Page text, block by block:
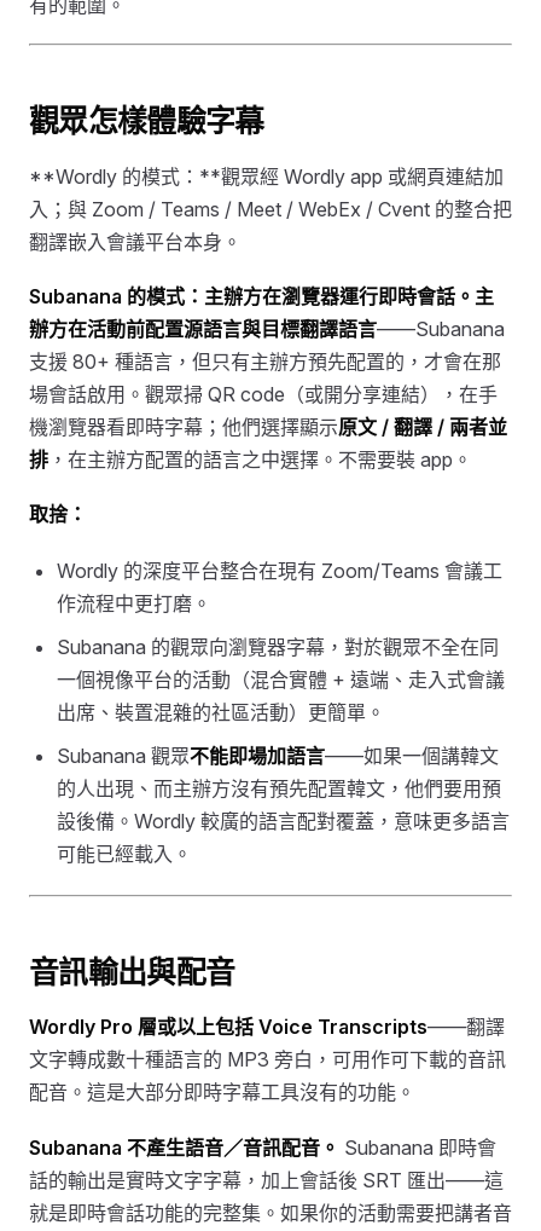
觀眾怎樣體驗字幕
**Wordly 的模式：**觀眾經 Wordly app 或網頁連結加
入；與 Zoom / Teams / Meet / WebEx / Cvent 的整合把
翻譯嵌入會議平台本身。
Subanana 的模式： 主辦方在瀏覽器運行即時會話。主
辦方在活動前配置源語言與目標翻譯語言——Subanana
支援 80+ 種語言，但只有主辦方預先配置的，才會在那
場會話啟用。觀眾掃 QR code（或開分享連結），在手
機瀏覽器看即時字幕；他們選擇顯示原文 / 翻譯 / 兩者並
排 ，在主辦方配置的語言之中選擇。不需要裝 app。
取捨：
Wordly 的深度平台整合在現有 Zoom/Teams 會議工
作流程中更打磨。
Subanana 的觀眾向瀏覽器字幕，對於觀眾不全在同
一個視像平台的活動（混合實體 + 遠端、走入式會議
出席、裝置混雜的社區活動）更簡單。
Subanana 觀眾不能即場加語言——如果一個講韓文
的人出現、而主辦方沒有預先配置韓文，他們要用預
設後備。Wordly 較廣的語言配對覆蓋，意味更多語言
可能已經載入。
音訊輸出與配音
Wordly Pro 層或以上包括 Voice Transcripts——翻譯
文字轉成數十種語言的 MP3 旁白，可用作可下載的音訊
配音。這是大部分即時字幕工具沒有的功能。
Subanana 不產生語音／音訊配音。 Subanana 即時會
話的輸出是實時文字字幕，加上會話後 SRT 匯出——這
就是即時會話功能的完整集。如果你的活動需要把講者音